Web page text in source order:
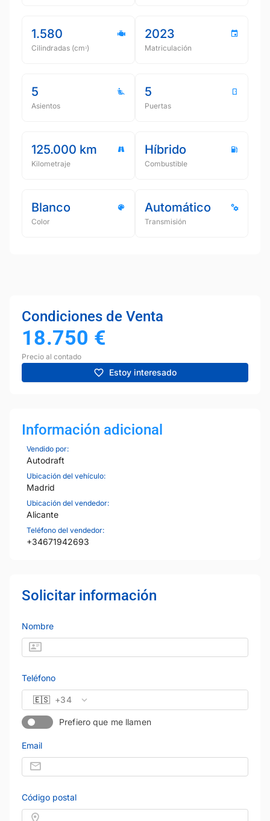
1.580
Cilindradas (cmᵌ)
2023
Matriculación
5
Asientos
5
Puertas
125.000 km
Kilometraje
Híbrido
Combustible
Blanco
Color
Automático
Transmisión
Condiciones de Venta
18.750 €
Precio al contado
Estoy interesado
Información adicional
Vendido por:
Autodraft
Ubicación del vehículo:
Madrid
Ubicación del vendedor:
Alicante
Teléfono del vendedor:
+34671942693
Solicitar información
Nombre
Teléfono
🇪🇸 +34
Prefiero que me llamen
Email
Código postal